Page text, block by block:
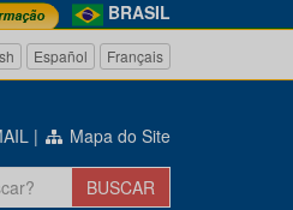
BRASIL
Español Français
| Mapa do Site